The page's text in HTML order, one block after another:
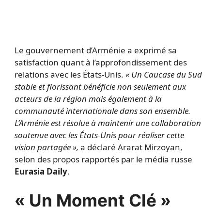
Le gouvernement d’Arménie a exprimé sa
satisfaction quant à l’approfondissement des
relations avec les États-Unis. « Un Caucase du Sud
stable et florissant bénéficie non seulement aux
acteurs de la région mais également à la
communauté internationale dans son ensemble.
L’Arménie est résolue à maintenir une collaboration
soutenue avec les États-Unis pour réaliser cette
vision partagée », a déclaré Ararat Mirzoyan,
selon des propos rapportés par le média russe
Eurasia Daily.
« Un Moment Clé »